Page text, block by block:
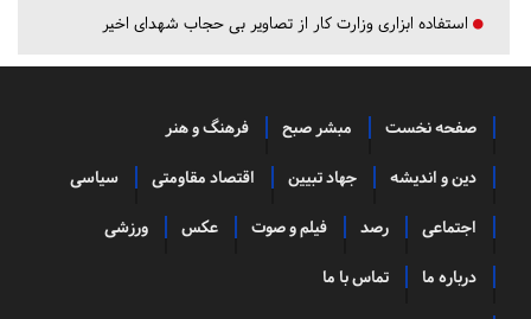
استفاده ابزاری وزارت کار از تصاویر بی حجاب شهدای اخیر
صفحه نخست مبشر صبح فرهنگ و هنر
دین و اندیشه جهاد تبیین اقتصاد مقاومتی سیاسی
اجتماعی رصد فیلم و صوت عکس ورزشی
درباره ما تماس با ما